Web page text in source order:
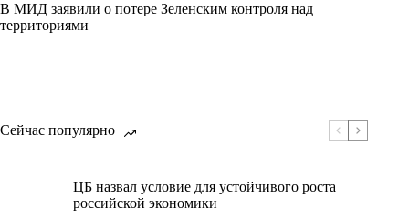
В МИД заявили о потере Зеленским контроля над
территориями
Сейчас популярно
ЦБ назвал условие для устойчивого роста
российской экономики